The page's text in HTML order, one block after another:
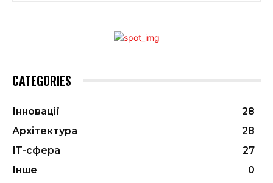
CATEGORIES
Інновації
28
Архітектура
28
ІТ-сфера
27
Інше
0